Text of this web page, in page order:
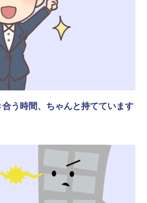
う時間、ちゃんと持てています